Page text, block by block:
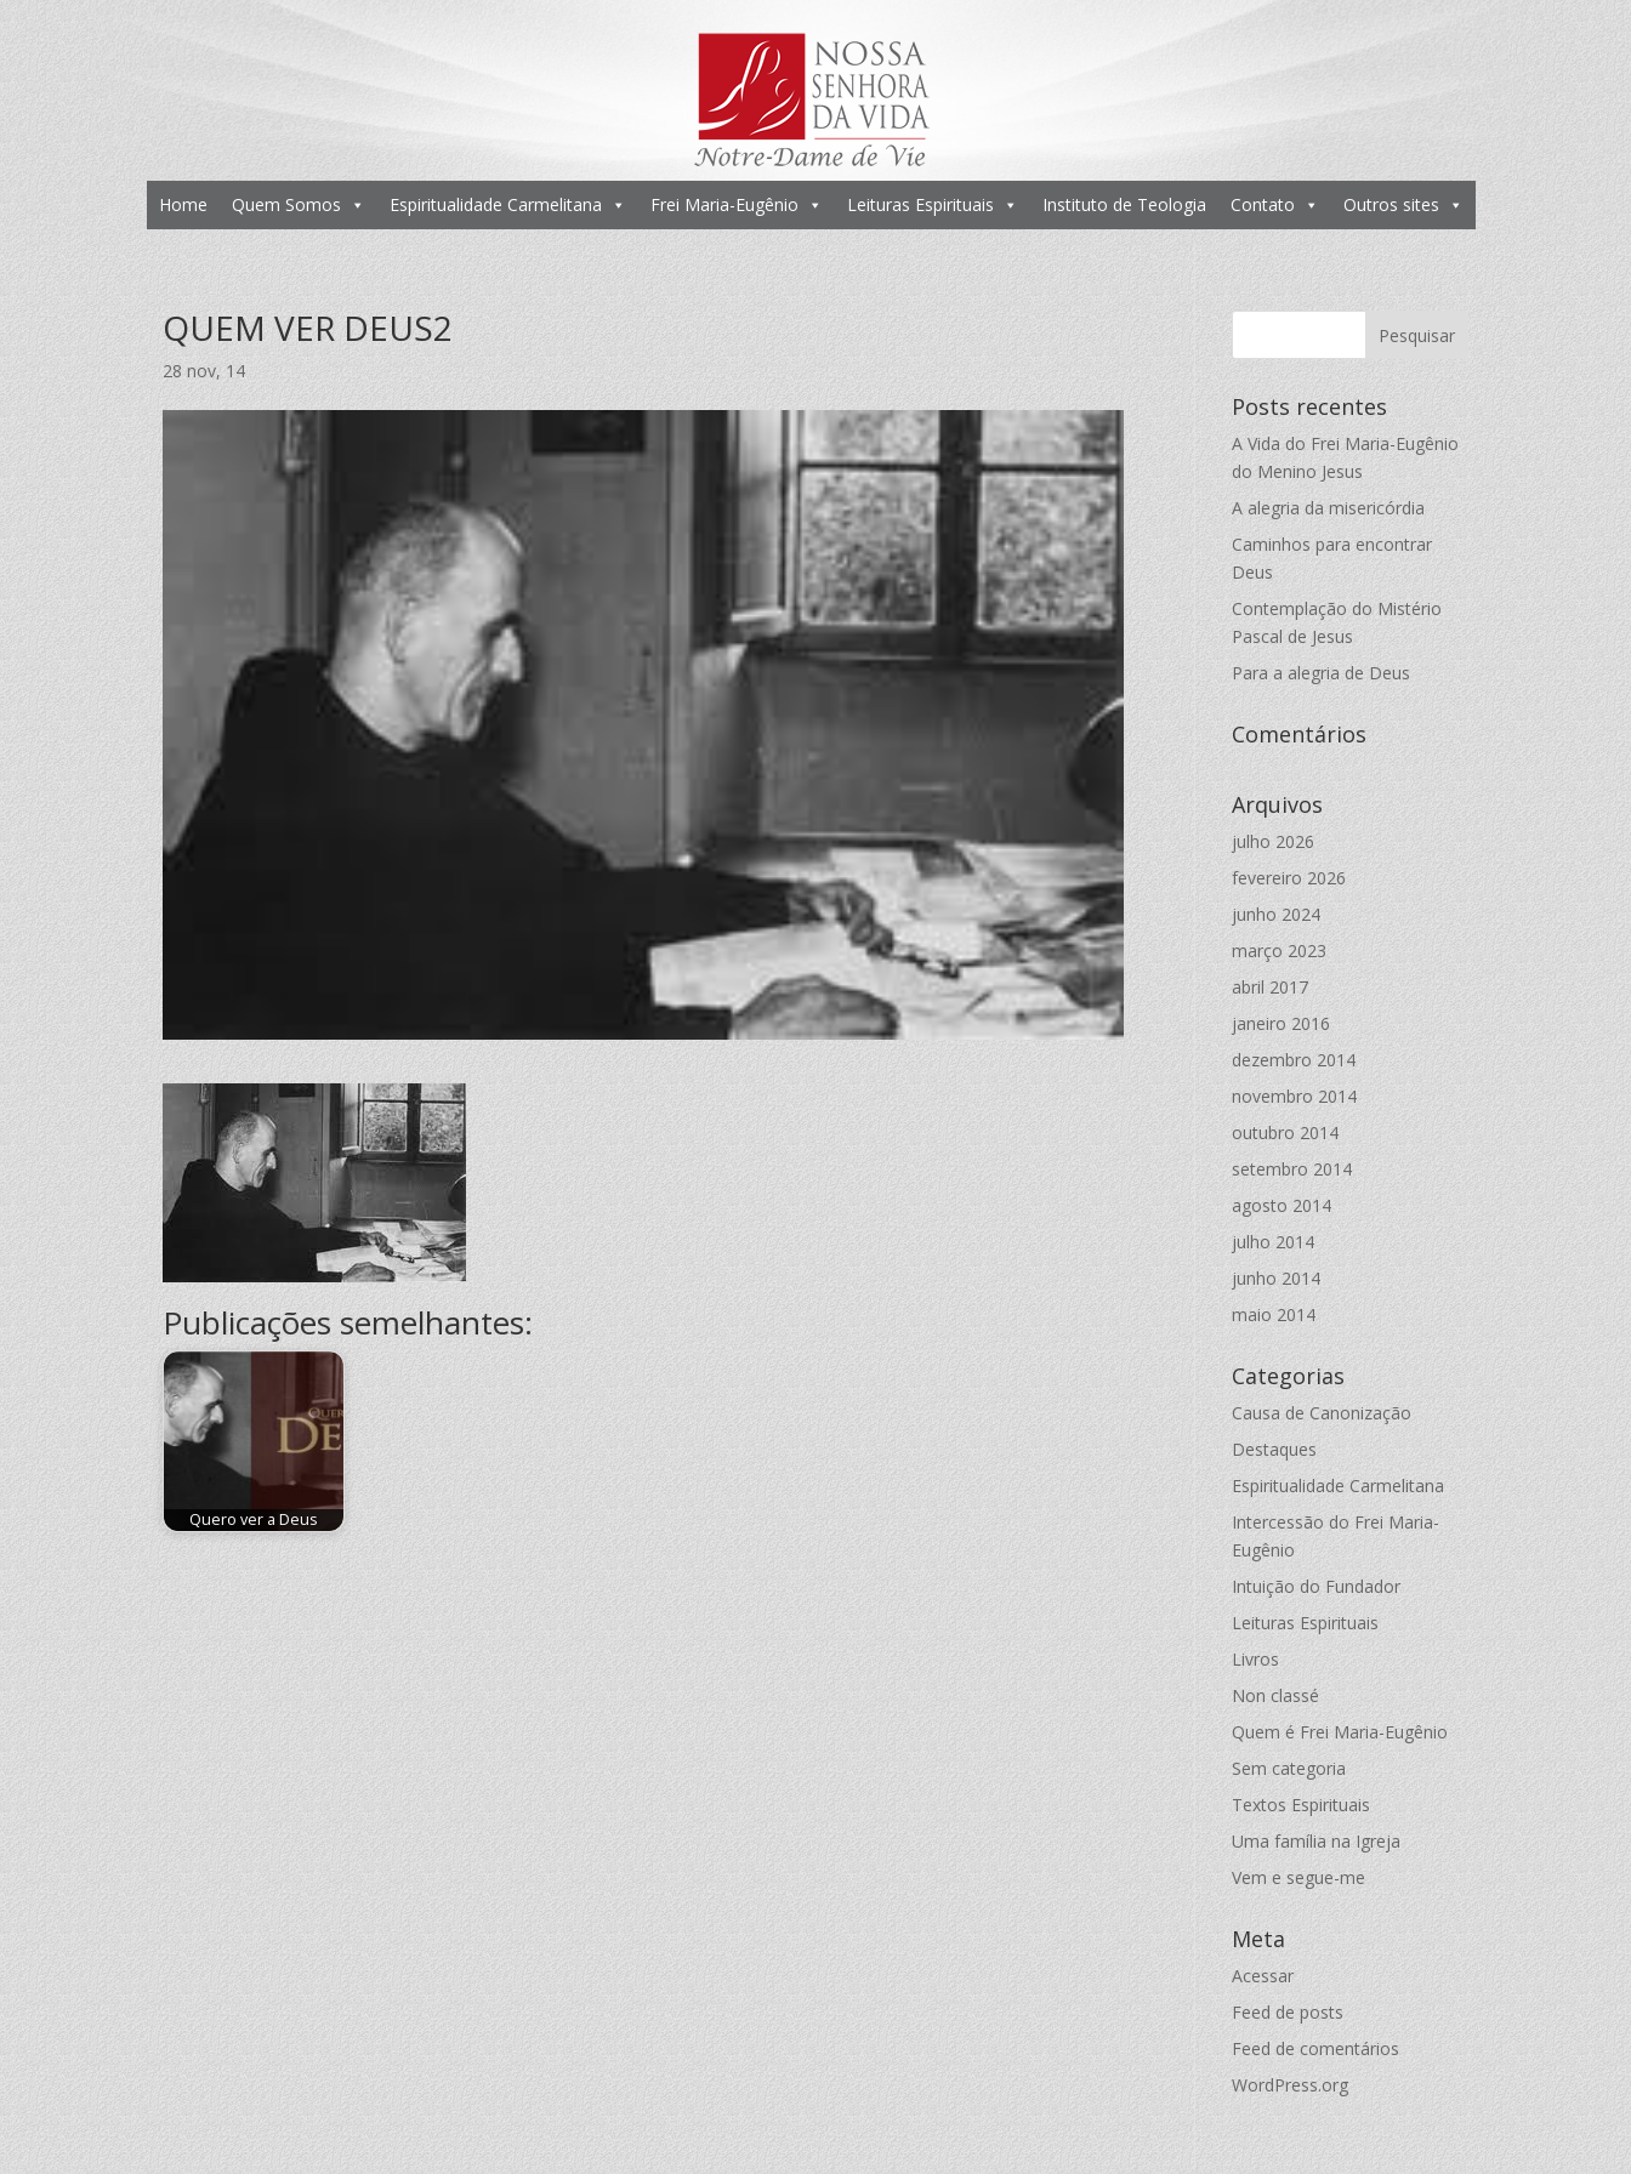
Home Quem Somos Espiritualidade Carmelitana Frei Maria-Eugênio Leituras Espirituais Instituto de Teologia Contato Outros sites
QUEM VER DEUS2
28 nov, 14
Publicações semelhantes:
Quero ver a Deus
Posts recentes
A Vida do Frei Maria-Eugênio
do Menino Jesus
A alegria da misericórdia
Caminhos para encontrar
Deus
Contemplação do Mistério
Pascal de Jesus
Para a alegria de Deus
Comentários
Arquivos
julho 2026
fevereiro 2026
junho 2024
março 2023
abril 2017
janeiro 2016
dezembro 2014
novembro 2014
outubro 2014
setembro 2014
agosto 2014
julho 2014
junho 2014
maio 2014
Categorias
Causa de Canonização
Destaques
Espiritualidade Carmelitana
Intercessão do Frei Maria-
Eugênio
Intuição do Fundador
Leituras Espirituais
Livros
Non classé
Quem é Frei Maria-Eugênio
Sem categoria
Textos Espirituais
Uma família na Igreja
Vem e segue-me
Meta
Acessar
Feed de posts
Feed de comentários
WordPress.org